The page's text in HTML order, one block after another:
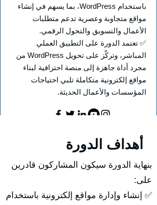
باستخدام WordPress، بما يسهم في إنشاء
مواقع متجاوبة وعصرية تدعم متطلبات
الأعمال والتسويق والتحول الرقمي.
✅ تعتمد الدورة على التطبيق العملي
المباشر، وتركّز على تحويل WordPress من
مجرد أداة جاهزة إلى منصة احترافية لبناء
مواقع إلكترونية متكاملة تلبي احتياجات
المؤسسات والأعمال الحديثة.
بنهاية الدورة سيكون المشاركون قادرين
على:
✅ إنشاء وإدارة مواقع إلكترونية باستخدام